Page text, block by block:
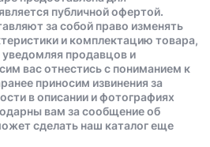
публичной офертой.
за собой право изменять
и комплектацию товара,
уведомляя продавцов и
вас отнестись с пониманием к
приносим извинения за
в описании и фотографиях
вам за сообщение об
сделать наш каталог еще